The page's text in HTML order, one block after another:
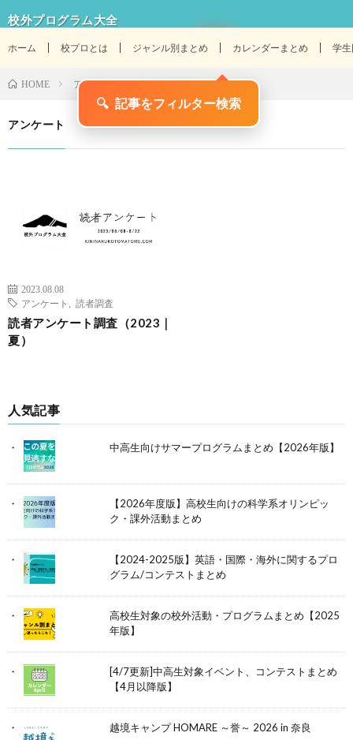
校外プログラム大全
ホーム 校プロとは ジャンル別まとめ カレンダーまとめ 学
HOME アンケート
アンケート
2023.08.08
アンケート
読者調査
読者アンケート調査（2023｜
夏）
人気記事
中高生向けサマープログラムまとめ【2026年版】
【2026年度版】高校生向けの科学系オリンピッ
ク・課外活動まとめ
【2024-2025版】英語・国際・海外に関するプロ
グラム/コンテストまとめ
高校生対象の校外活動・プログラムまとめ【2025
年版】
[4/7更新]中高生対象イベント、コンテストまとめ
【4月以降版】
越境キャンプ HOMARE ～誉～ 2026 in 奈良
🔍 記事をフィルター検索